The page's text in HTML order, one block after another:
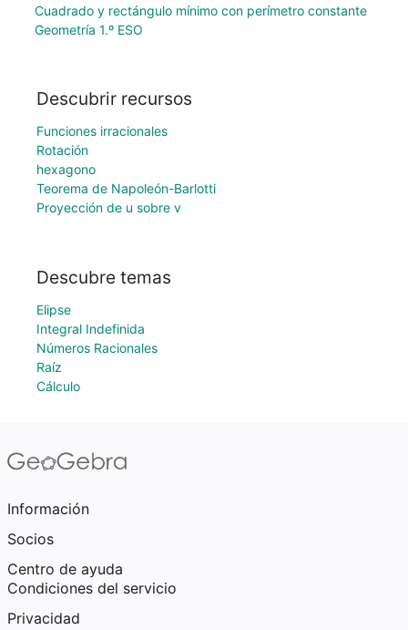
Cuadrado y rectángulo mínimo con perímetro constante
Geometría 1.º ESO
Descubrir recursos
Funciones irracionales
Rotación
hexagono
Teorema de Napoleón-Barlotti
Proyección de u sobre v
Descubre temas
Elipse
Integral Indefinida
Números Racionales
Raíz
Cálculo
Información
Socios
Centro de ayuda
Condiciones del servicio
Privacidad